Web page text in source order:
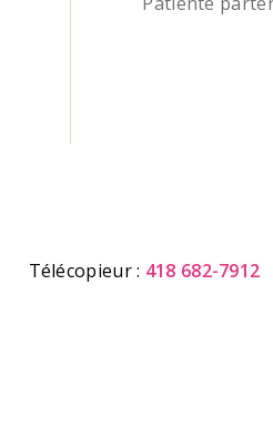
Télécopieur : 418 682-7912